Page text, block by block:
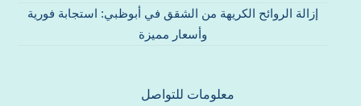
إزالة الروائح الكريهة من الشقق في أبوظبي: استجابة فورية
وأسعار مميزة
معلومات للتواصل